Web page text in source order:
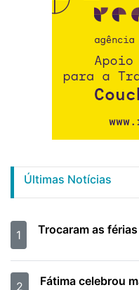
Últimas Notícias
1 Trocaram as
2
Fátima celebrou